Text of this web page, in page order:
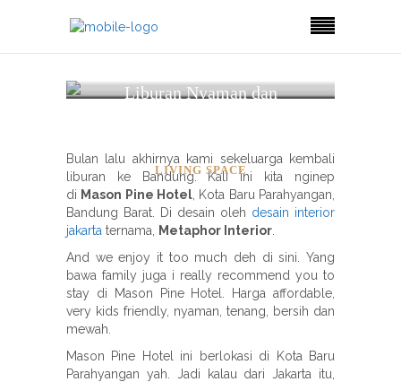
Liburan Nyaman dan
LIVING SPACE
Bulan lalu akhirnya kami sekeluarga kembali
liburan ke Bandung. Kali ini kita nginep
di Mason Pine Hotel , Kota Baru Parahyangan,
Bandung Barat. Di desain oleh desain interior
jakarta ternama, Metaphor Interior
And we enjoy it too much deh di sini. Yang
bawa family juga i really recommend you to
stay di Mason Pine Hotel. Harga affordable,
very kids friendly, nyaman, tenang, bersih dan
mewah.
Mason Pine Hotel ini berlokasi di Kota Baru
Parahyangan yah. Jadi kalau dari Jakarta itu,